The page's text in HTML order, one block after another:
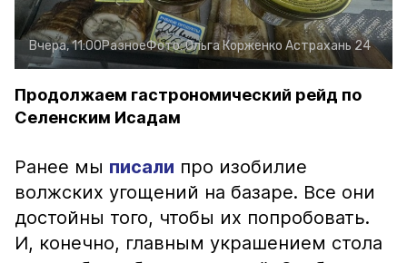
Вчера, 11:00РазноеФото:Ольга Корженко Астрахань 24
Продолжаем гастрономический рейд по
Селенским Исадам
Ранее мы писали про изобилие
волжских угощений на базаре. Все они
достойны того, чтобы их попробовать.
И, конечно, главным украшением стола